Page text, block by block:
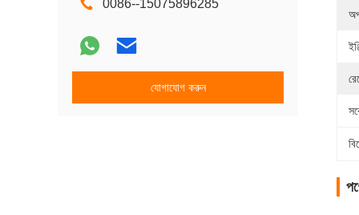
0086--15075896285
যোগাযোগ করুন